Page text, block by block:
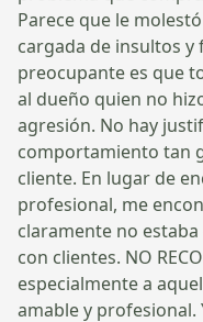
Parece que le
cargada de insultos y
preocupante es que
al dueño quien no
agresión. No hay
comportamiento tan
cliente. En lugar de
profesional, me
claramente no
con clientes. NO
especialmente a
amable y profesional.